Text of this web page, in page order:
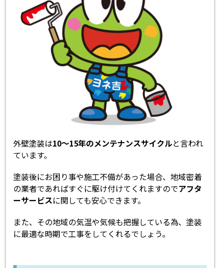
外壁塗装は10～15年のメンテナンスサイクルと言われ
ています。
塗装後にお困り事や施工不備があった場合、地域密着
の業者であればすぐに駆け付けてくれますのでアフタ
ーサービスに関しても安心できます。
また、その地域の気温や気候も把握している為、塗装
に最適な時期で工事をしてくれるでしょう。